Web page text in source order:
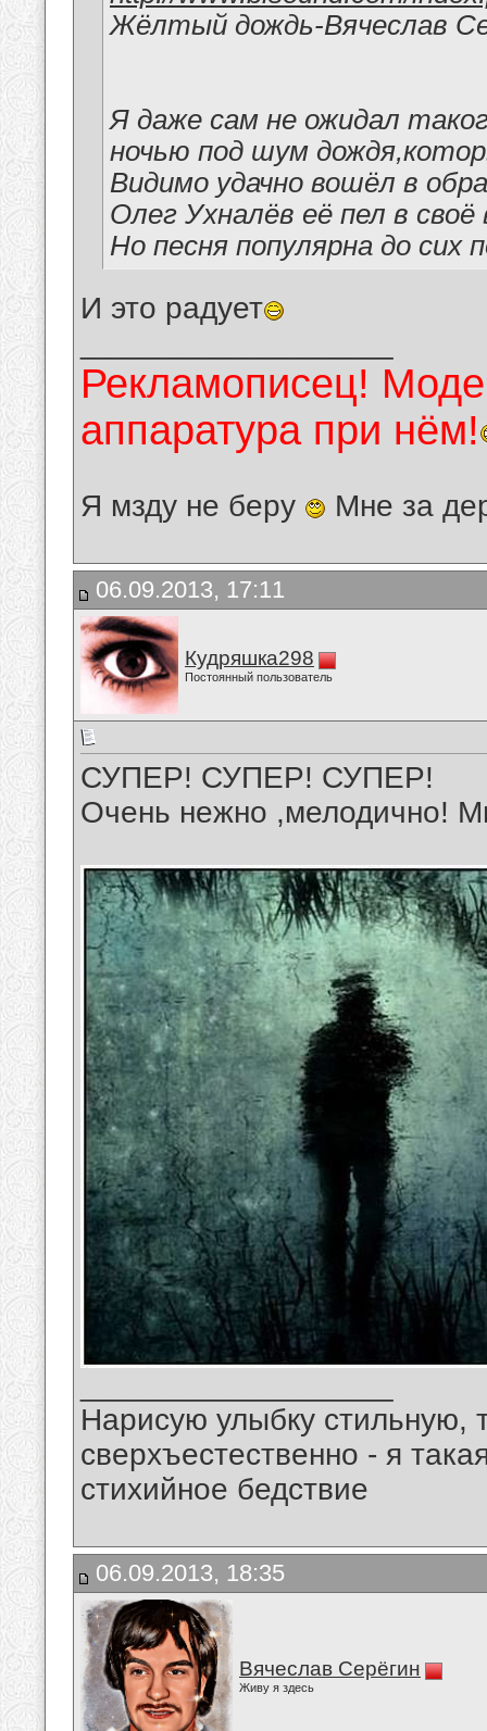
Жёлтый дождь-Вячеслав
Я даже сам не ожидал
ночью под шум
Видимо удачно вошёл в
Олег Ухналёв её пел в
Но песня популярна до сих
И это радует
Рекламописец!
аппаратура при нём!
Я мзду не беру Мне за
06.09.2013, 17:11
Кудряшка298
Постоянный пользователь
СУПЕР! СУПЕР! СУПЕР!
Очень нежно ,мелодично!
Нарисую улыбку стильную,
сверхъестественно - я
стихийное бедствие
06.09.2013, 18:35
Вячеслав Серёгин
Живу я здесь